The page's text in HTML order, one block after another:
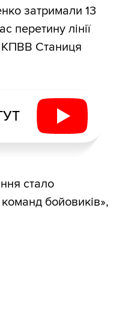
затримали 13
перетину лінії
КПВВ Станиця
стало
бойовиків»,